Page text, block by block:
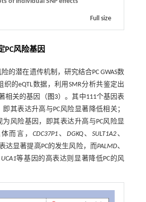
Full size
PC风险基因
的潜在遗传机制，研究结合PC GWAS数
织的eQTL数据，利用SMR分析共鉴定出
相关的基因（ 图3）。其中111个基因表
其表达升高与PC风险显著降低相关；
为风险基因，即其表达升高与PC风险显
而言，CDC37P1 、DGKQ 、SULT1A2 、
达显著提高PC的发生风险，而PALMD、
UCA1等基因的高表达则显著降低PC的风